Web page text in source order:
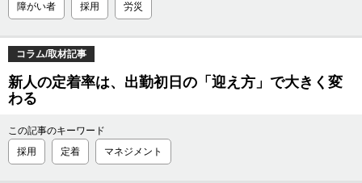
障がい者
採用 労災
コラム/取材記事
新人の定着率は、出勤初日の「迎え方」で大きく変
わる
この記事のキーワード
採用
定着 マネジメント